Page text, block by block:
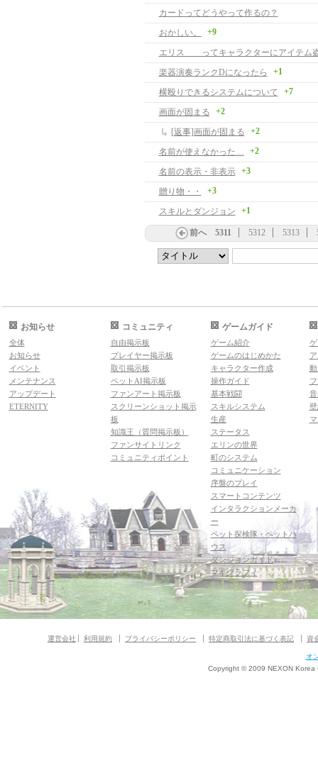
カードってどうやって作るの？
おかしい。
+9
エリス ってキャラクターにアイテム
楽器演奏ランクDになったら
+1
横殴りできるシステムについて +7
画面が固まる +2
[返事]画面が固まる +2
名前が使えなかった… +2
名前の表示・非表示 +3
贈り物・・ +3
スキルとダンジョン +1
前へ 5311 5312 5313
お知らせ
全体
お知らせ
イベント
メンテナンス
アップデート
ETERNITY
コミュニティ
自由掲示板
プレイヤー掲示板
取引掲示板
ペットAI掲示板
ファンアート掲示板
スクリーンショット掲示
板
知識王（質問掲示板）
ファンサイトリンク
コミュニティポイント
ゲームガイド
ゲーム紹介
ゲームのはじめかた
キャラクター作成
操作ガイド
基本戦闘
スキルシステム
生産
ステータス
エリンの世界
町のシステム
コミュニケーション
序盤のプレイ
スマートコンテンツ
インタラクションメーカ
ー
ペット探検隊・ペットハ
ウス
ダンジョンガイド
マギグラフィ
運営会社 利用規約 プライバシーポリシー 特定商取引法に基づく表記 資
オ
Copyright © 2009 NEXON Korea